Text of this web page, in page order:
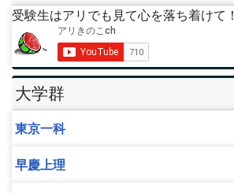
受験生はアリでも見て心を落ち着けて！
大学群
東京一科
早慶上理